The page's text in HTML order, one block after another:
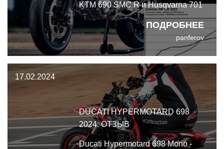
ПОДРОБНЕЕ
KTM 690 SMC R и Husqvarna 701
Supermoto. А теперь к ним
присоединился и GasGas SM 700
на той же платформе, включая и
693-кубовую одностволку.
panferov
17.02.2024
DUCATI HYPERMOTARD 698
2024. ОТЗЫВ
Ducati Hypermotard 698 Mono -